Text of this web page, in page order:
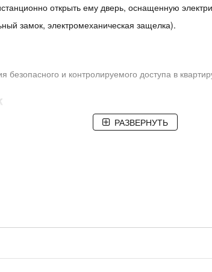
открыть ему дверь, оснащенную
замок, электромеханическая защелка).
безопасного и контролируемого доступа в
вызывных панелей Slinexи/илидо 99
РАЗВЕРНУТЬ